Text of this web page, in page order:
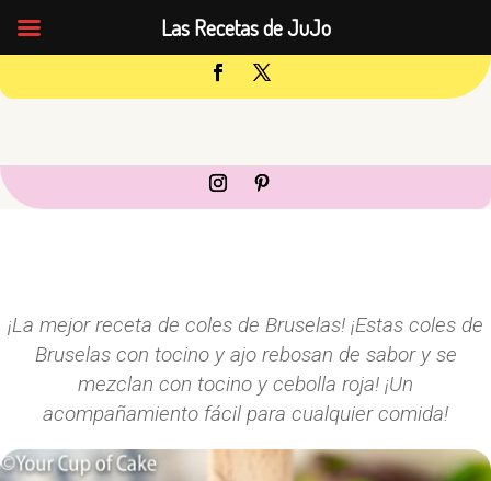
¡La mejor receta de coles de Bruselas! ¡Estas coles de
Bruselas con tocino y ajo rebosan de sabor y se
mezclan con tocino y cebolla roja! ¡Un
acompañamiento fácil para cualquier comida!
Las Recetas de JuJo